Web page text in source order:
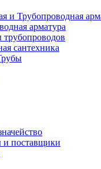
арматура
сантехника
и поставщики